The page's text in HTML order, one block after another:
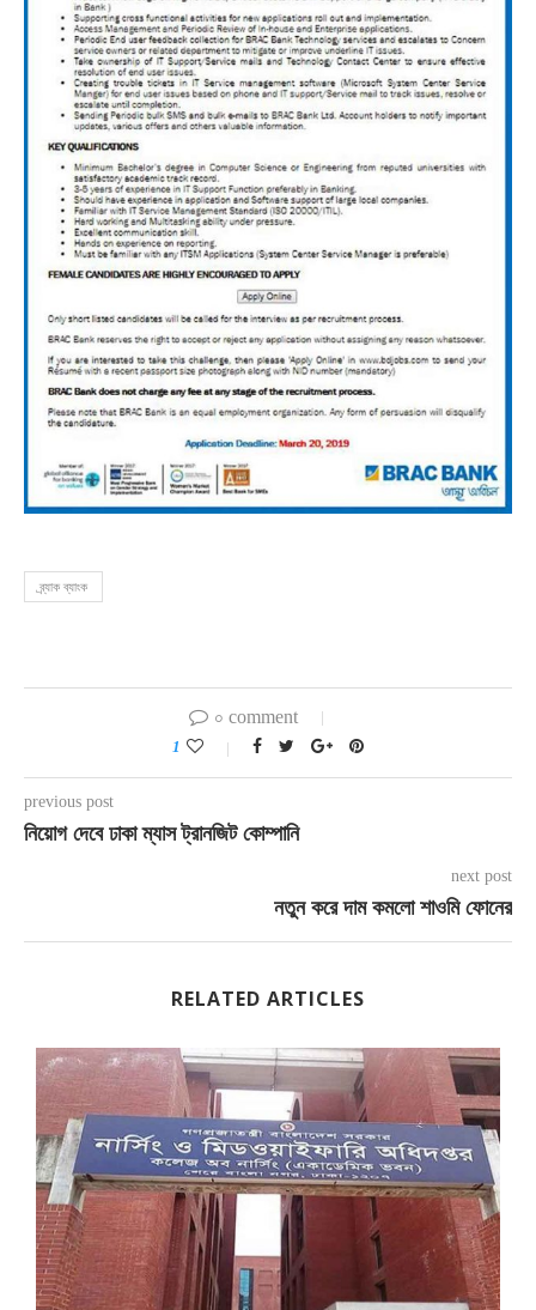
ব্র্যাক ব্যাংক
০ comment
1
previous post
নিয়োগ দেবে ঢাকা ম্যাস ট্রানজিট কোম্পানি
next post
নতুন করে দাম কমলো শাওমি ফোনের
RELATED ARTICLES